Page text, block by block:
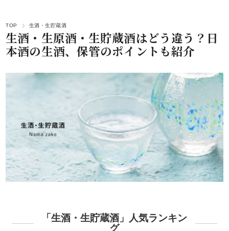
TOP 生酒・生貯蔵酒
生酒・生原酒・生貯蔵酒はどう違う？日
本酒の生酒、保管のポイントも紹介
「生酒・生貯蔵酒」人気ランキン
グ